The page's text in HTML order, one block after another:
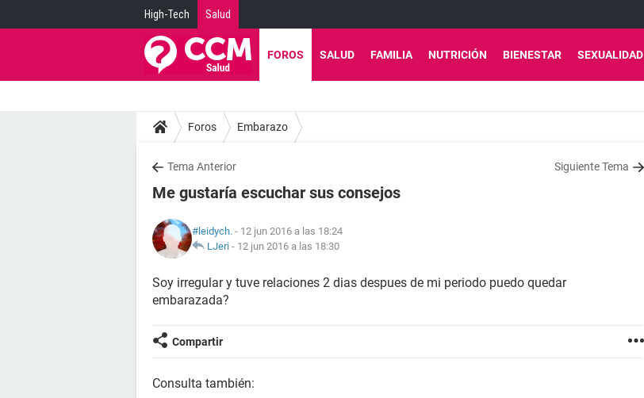
High-Tech Salud
FOROS SALUD FAMILIA NUTRICIÓN BIENESTAR SEXUALIDAD
Foros Embarazo
Tema Anterior Siguiente Tema
Me gustaría escuchar sus consejos
#leidych. - 12 jun 2016 a las 18:24
LJeri - 12 jun 2016 a las 18:30
Soy irregular y tuve relaciones 2 dias despues de mi periodo puedo quedar
embarazada?
Compartir
Consulta también: